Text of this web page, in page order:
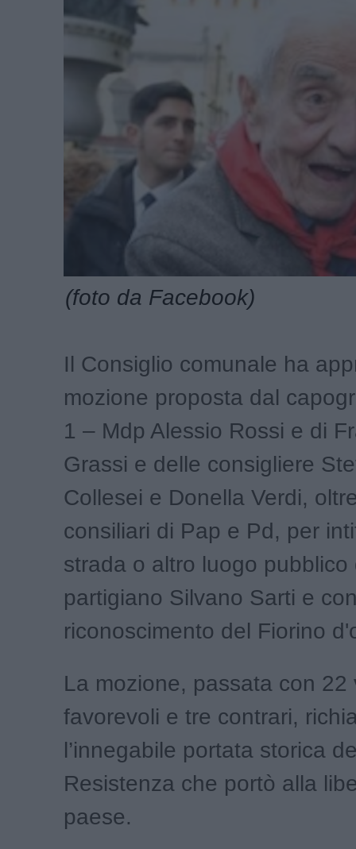
(foto da Facebook)
Il Consiglio comunale ha
mozione proposta dal
1 – Mdp Alessio Rossi e di
Grassi e delle consigliere
Collesei e Donella Verdi,
consiliari di Pap e Pd, per
strada o altro luogo pubblico
partigiano Silvano Sarti e
riconoscimento del Fiorino
La mozione, passata con 22
favorevoli e tre contrari,
l’innegabile portata storica
Resistenza che portò alla
paese.